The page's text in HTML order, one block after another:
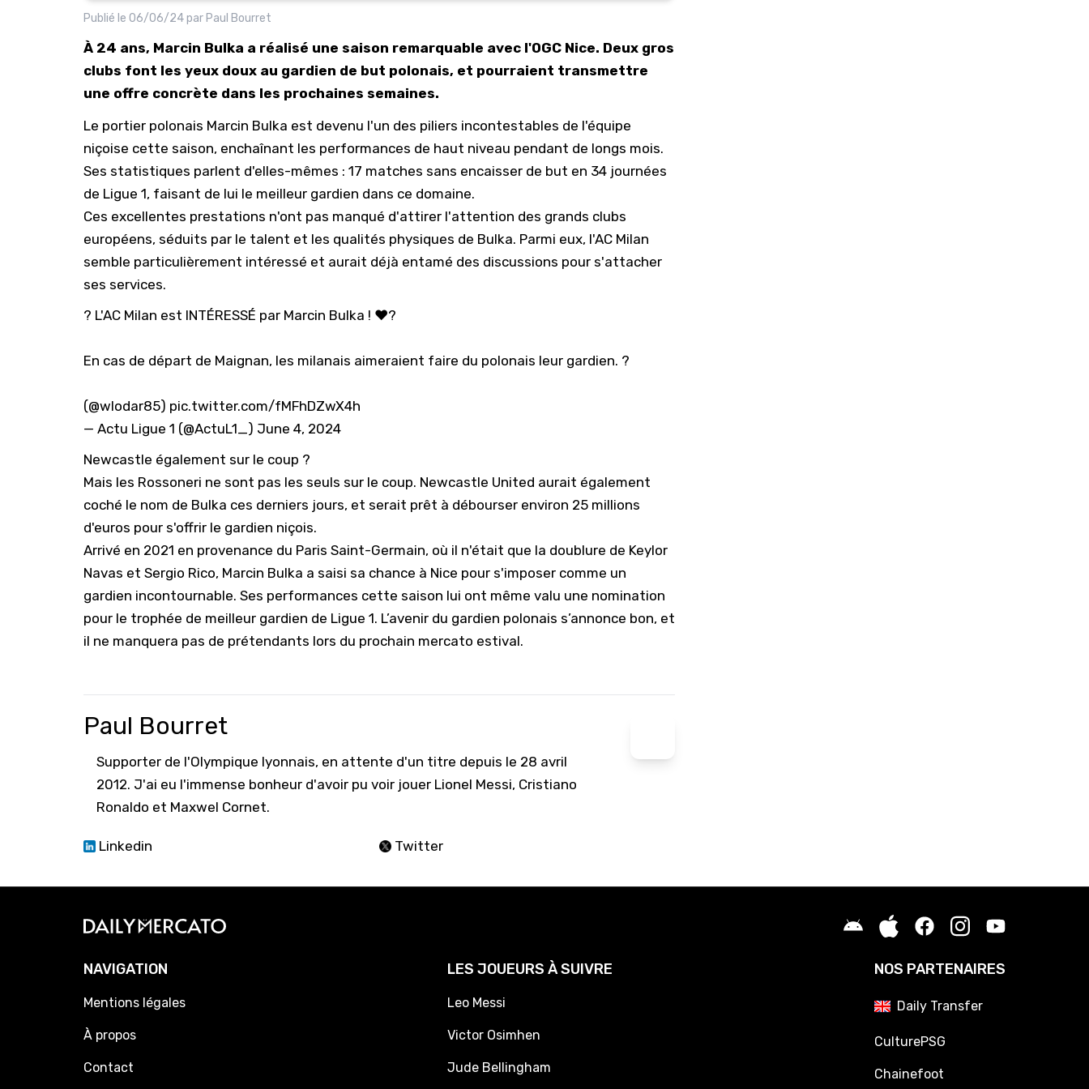
Publié le 06/06/24par Paul Bourret
À 24 ans, Marcin Bulka a réalisé une saison remarquable avec l'OGC Nice. Deux gros
clubs font les yeux doux au gardien de but polonais, et pourraient transmettre
une offre concrète dans les prochaines semaines.
Le portier polonais Marcin Bulka est devenu l'un des piliers incontestables de l'équipe
niçoise cette saison, enchaînant les performances de haut niveau pendant de longs mois.
Ses statistiques parlent d'elles-mêmes : 17 matches sans encaisser de but en 34 journées
de Ligue 1, faisant de lui le meilleur gardien dans ce domaine.
Ces excellentes prestations n'ont pas manqué d'attirer l'attention des grands clubs
européens, séduits par le talent et les qualités physiques de Bulka. Parmi eux, l'AC Milan
semble particulièrement intéressé et aurait déjà entamé des discussions pour s'attacher
ses services.
? L'AC Milan est INTÉRESSÉ par Marcin Bulka ! ❤️?
En cas de départ de Maignan, les milanais aimeraient faire du polonais leur gardien. ?
(@wlodar85) pic.twitter.com/fMFhDZwX4h
— Actu Ligue 1 (@ActuL1_) June 4, 2024
Newcastle également sur le coup ?
Mais les Rossoneri ne sont pas les seuls sur le coup. Newcastle United aurait également
coché le nom de Bulka ces derniers jours, et serait prêt à débourser environ 25 millions
d'euros pour s'offrir le gardien niçois.
Arrivé en 2021 en provenance du Paris Saint-Germain, où il n'était que la doublure de Keylor
Navas et Sergio Rico, Marcin Bulka a saisi sa chance à Nice pour s'imposer comme un
gardien incontournable. Ses performances cette saison lui ont même valu une nomination
pour le trophée de meilleur gardien de Ligue 1. L’avenir du gardien polonais s’annonce bon, et
il ne manquera pas de prétendants lors du prochain mercato estival.
Paul Bourret
Supporter de l'Olympique lyonnais, en attente d'un titre depuis le 28 avril
2012. J'ai eu l'immense bonheur d'avoir pu voir jouer Lionel Messi, Cristiano
Ronaldo et Maxwel Cornet.
Linkedin Twitter
NAVIGATION
Mentions légales
À propos
Contact
LES JOUEURS À SUIVRE
Leo Messi
Victor Osimhen
Jude Bellingham
NOS PARTENAIRES
Daily Transfer
CulturePSG
Chainefoot